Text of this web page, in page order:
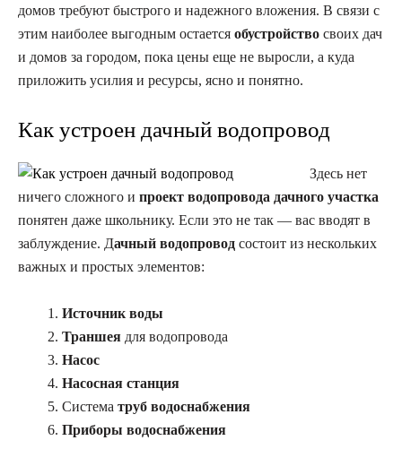
домов требуют быстрого и надежного вложения. В связи с
этим наиболее выгодным остается обустройство своих дач
и домов за городом, пока цены еще не выросли, а куда
приложить усилия и ресурсы, ясно и понятно.
Как устроен дачный водопровод
Здесь нет
ничего сложного и проект водопровода дачного участка
понятен даже школьнику. Если это не так — вас вводят в
заблуждение. Дачный водопровод состоит из нескольких
важных и простых элементов:
Источник воды
Траншея для водопровода
Насос
Насосная станция
Систематруб водоснабжения
Приборы водоснабжения